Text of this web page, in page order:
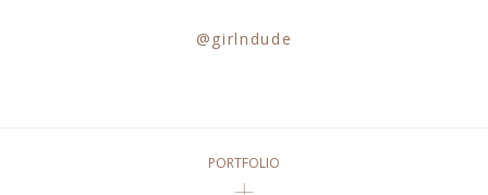
@girlndude
PORTFOLIO